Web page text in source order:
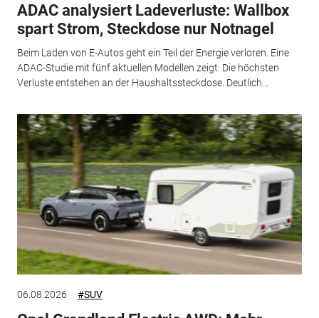
ADAC analysiert Ladeverluste: Wallbox
spart Strom, Steckdose nur Notnagel
Beim Laden von E-Autos geht ein Teil der Energie verloren. Eine
ADAC-Studie mit fünf aktuellen Modellen zeigt: Die höchsten
Verluste entstehen an der Haushaltssteckdose. Deutlich...
06.08.2026 #SUV